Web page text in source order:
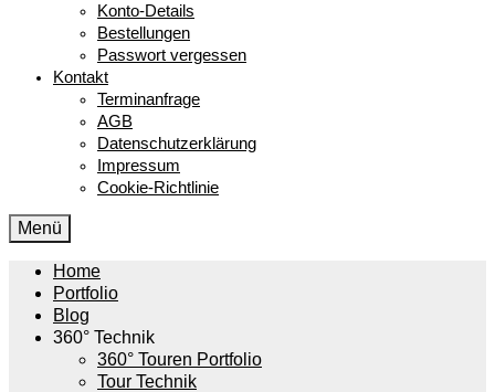
Konto-Details
Bestellungen
Passwort vergessen
Kontakt
Terminanfrage
AGB
Datenschutzerklärung
Impressum
Cookie-Richtlinie
Menü
Home
Portfolio
Blog
360° Technik
360° Touren Portfolio
Tour Technik